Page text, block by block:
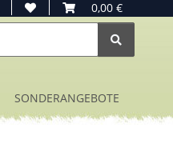
0,00 €
SONDERANGEBOTE